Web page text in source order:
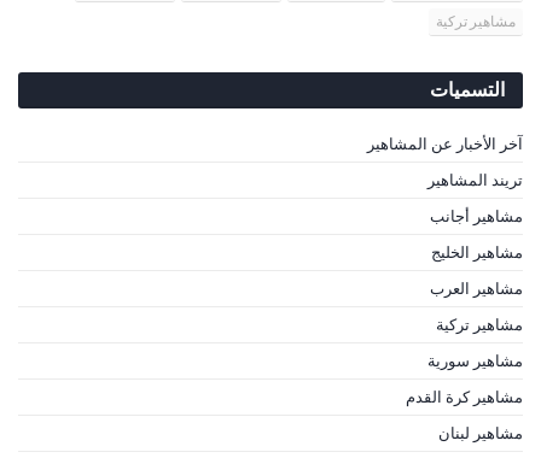
مشاهير تركية
التسميات
آخر الأخبار عن المشاهير
تريند المشاهير
مشاهير أجانب
مشاهير الخليج
مشاهير العرب
مشاهير تركية
مشاهير سورية
مشاهير كرة القدم
مشاهير لبنان